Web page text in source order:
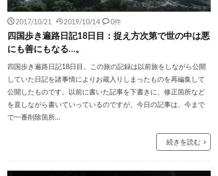
2017/10/21 2019/10/14 0件
四国歩き遍路日記18日目：捉え方次第で世の中は悪
にも善にもなる…。
四国歩き遍路日記18日目。この旅の記録は以前旅をしながら公開
していた日記を諸事情によりお蔵入りしまったものを再編集して
公開したものです。以前に書いた記事を下書きに、修正箇所など
を直しながら書いていっているのですが、今日の記事は、今まで
で一番削除箇所…
続きを読む